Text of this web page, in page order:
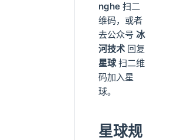
nghe 扫二
维码，或者
去公众号 冰
河技术回复
星球扫二维
码加入星
球。
星球规